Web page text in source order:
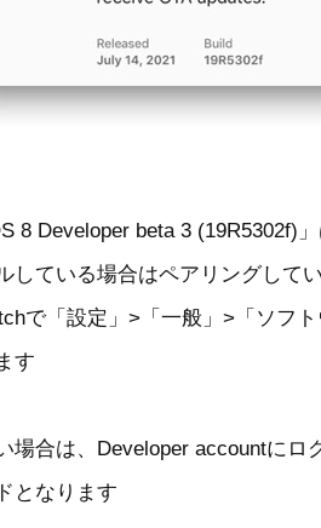
8 Developer beta 3 (19R5302f)
している場合はペアリングして
で「設定」>「一般」>「ソフ
す
場合は、Developer accountにロ
となります